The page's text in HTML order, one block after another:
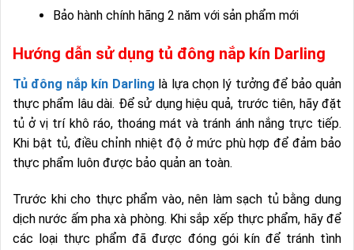
Bảo hành chính hãng 2 năm với sản phẩm mới
Hướng dẫn sử dụng tủ đông nắp kín Darling
Tủ đông nắp kín Darling là lựa chọn lý tưởng để bảo quản
thực phẩm lâu dài. Để sử dụng hiệu quả, trước tiên, hãy đặt
tủ ở vị trí khô ráo, thoáng mát và tránh ánh nắng trực tiếp.
Khi bật tủ, điều chỉnh nhiệt độ ở mức phù hợp để đảm bảo
thực phẩm luôn được bảo quản an toàn.
Trước khi cho thực phẩm vào, nên làm sạch tủ bằng dung
dịch nước ấm pha xà phòng. Khi sắp xếp thực phẩm, hãy để
các loại thực phẩm đã được đóng gói kín để tránh tình